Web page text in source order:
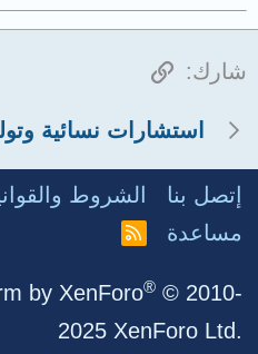
شارك: الرابط
استشارات نسائية
إتصل بنا الشروط
مساعدة
R
by XenForo® © 2010-
2025 XenForo Ltd.